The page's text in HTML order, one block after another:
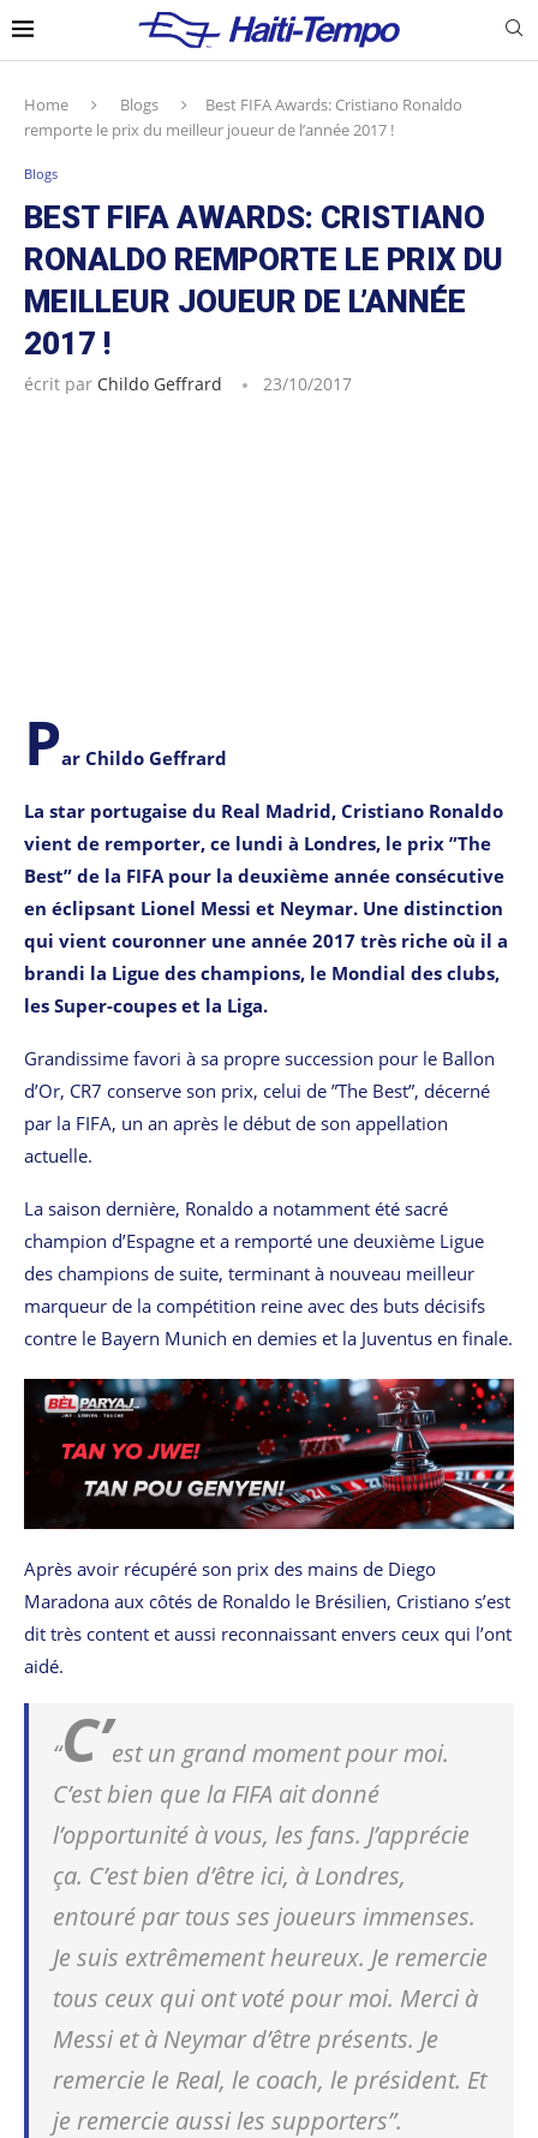
Home Blogs
Best FIFA Awards: Cristiano Ronaldo
remporte le prix du meilleur joueur de l’année 2017 !
Blogs
BEST FIFA AWARDS: CRISTIANO
RONALDO REMPORTE LE PRIX DU
MEILLEUR JOUEUR DE L’ANNÉE
2017 !
écrit par Childo Geffrard 23/10/2017
Par Childo Geffrard
La star portugaise du Real Madrid, Cristiano Ronaldo
vient de remporter, ce lundi à Londres, le prix ”The
Best” de la FIFA pour la deuxième année consécutive
en éclipsant Lionel Messi et Neymar. Une distinction
qui vient couronner une année 2017 très riche où il a
brandi la Ligue des champions, le Mondial des clubs,
les Super-coupes et la Liga.
Grandissime favori à sa propre succession pour le Ballon
d’Or, CR7 conserve son prix, celui de ”The Best”, décerné
par la FIFA, un an après le début de son appellation
actuelle.
La saison dernière, Ronaldo a notamment été sacré
champion d’Espagne et a remporté une deuxième Ligue
des champions de suite, terminant à nouveau meilleur
marqueur de la compétition reine avec des buts décisifs
contre le Bayern Munich en demies et la Juventus en finale.
Après avoir récupéré son prix des mains de Diego
Maradona aux côtés de Ronaldo le Brésilien, Cristiano s’est
dit très content et aussi reconnaissant envers ceux qui l’ont
aidé.
“C’est un grand moment pour moi.
C’est bien que la FIFA ait donné
l’opportunité à vous, les fans. J’apprécie
ça. C’est bien d’être ici, à Londres,
entouré par tous ses joueurs immenses.
Je suis extrêmement heureux. Je remercie
tous ceux qui ont voté pour moi. Merci à
Messi et à Neymar d’être présents. Je
remercie le Real, le coach, le président. Et
je remercie aussi les supporters”.